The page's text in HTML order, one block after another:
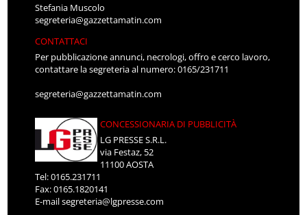
Stefania Muscolo
segreteria@gazzettamatin.com
CONTATTACI
Per pubblicazione annunci, necrologi, offro e cerco lavoro,
contattare la segreteria al numero: 0165/231711
segreteria@gazzettamatin.com
CONCESSIONARIA DI PUBBLICITÀ
LG PRESSE S.R.L.
via Festaz, 52
11100 AOSTA
Tel: 0165.231711
Fax: 0165.1820141
E-mailsegreteria@lgpresse.com